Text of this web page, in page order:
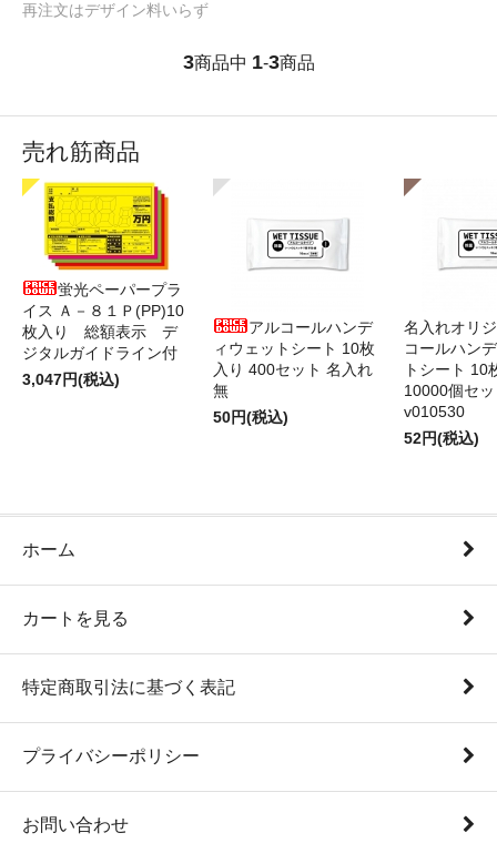
再注文はデザイン料いらず
3商品中 1-3商品
売れ筋商品
蛍光ペーパープラ
イス Ａ－８１Ｐ(PP)10
枚入り 総額表示 デ
ジタルガイドライン付
3,047円(税込)
アルコールハンデ
ィウェットシート 10枚
入り 400セット 名入れ
無
50円(税込)
名入れオリ
コールハン
トシート 10
10000個セ
v010530
52円(税込)
ホーム
カートを見る
特定商取引法に基づく表記
プライバシーポリシー
お問い合わせ